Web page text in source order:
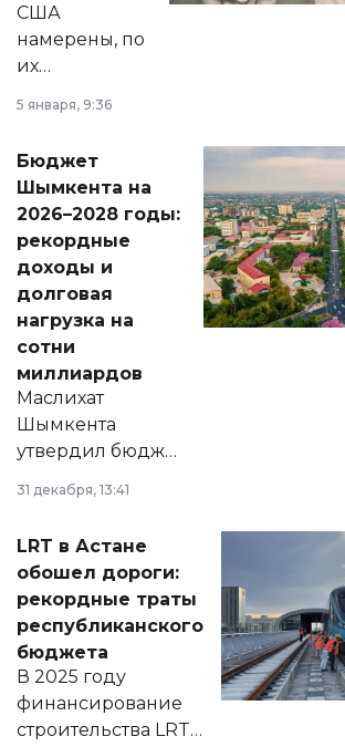
США
намерены, по
их
принести
народу
Венесуэлы.
5 января, 9:36
Бюджет
Шымкента на
2026–2028 годы:
рекордные
доходы и
долговая
нагрузка на
сотни
миллиардов
Маслихат
Шымкента
утвердил бюджет
города на 2026–
2028 годы.
документ
появился в базе
нормативных
правовых актов и
на сайте маслихат
города.
31 декабря, 13:41
LRT в Астане
обошел дороги:
рекордные траты
республиканского
бюджета
В 2025 году
финансирование
строительства LRT